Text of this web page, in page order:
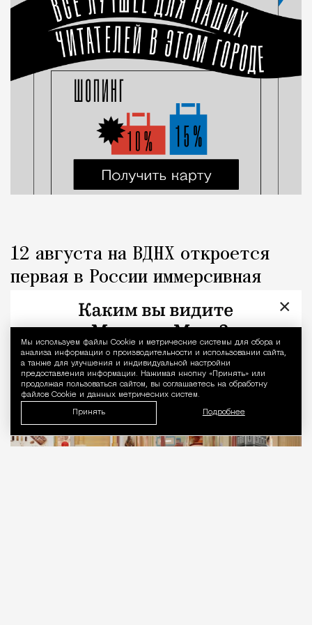
Уведомление
Мы используем файлы Сookie и метрические системы для сбора и
анализа информации о производительности и использовании сайта,
а также для улучшения и индивидуальной настройки
предоставления информации. Нажимая кнопку «Принять» или
продолжая пользоваться сайтом, вы соглашаетесь на обработку
файлов Cookie и данных метрических систем.
Принять Подробнее
12 августа на ВДНХ откроется
первая в России иммерсивная
шоколадная фабрика
×